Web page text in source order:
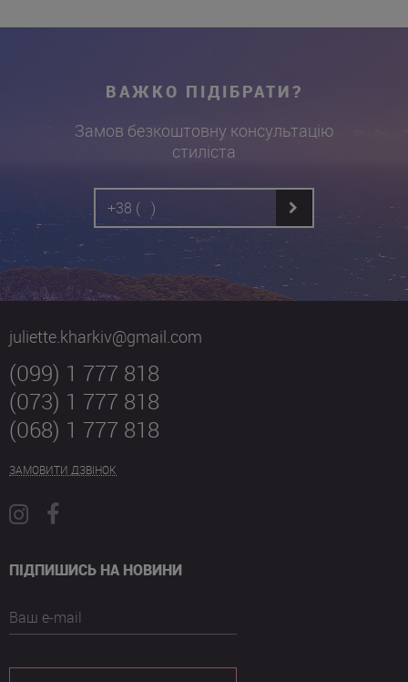
ВАЖКО ПІДІБРАТИ?
Замов безкоштовну консультацію
стиліста
juliette.kharkiv@gmail.com
(099) 1 777 818
(073) 1 777 818
(068) 1 777 818
ЗАМОВИТИ ДЗВІНОК
ПІДПИШИСЬ НА НОВИНИ
Ваш e-mail